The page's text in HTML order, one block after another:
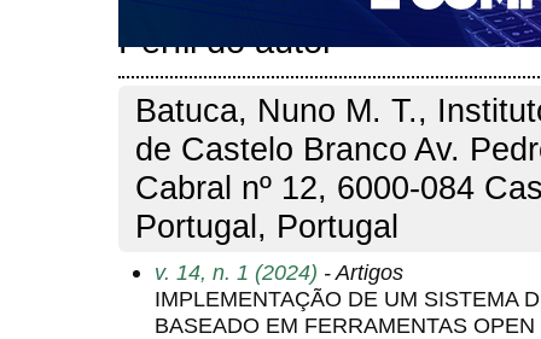
Perfil do autor
Batuca, Nuno M. T.,
de Castelo Branco Av.
Cabral nº 12, 6000-084
Portugal, Portugal
v. 14, n. 1 (2024) - Artigos
IMPLEMENTAÇÃO DE UM SISTEMA
BASEADO EM FERRAMENTAS